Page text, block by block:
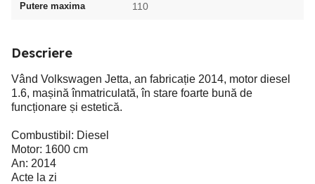
Putere maxima 110
Descriere
Vând Volkswagen Jetta, an fabricație 2014, motor diesel
1.6, mașină înmatriculată, în stare foarte bună de
funcționare și estetică.
Combustibil: Diesel
Motor: 1600 cm
An: 2014
Acte la zi